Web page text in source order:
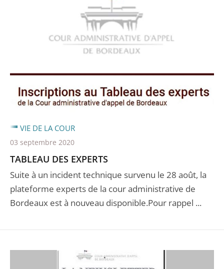
TABLEAU DES EXPERTS
Suite à un incident technique survenu le 28 août, la
plateforme experts de la cour administrative de
Bordeaux est à nouveau disponible.Pour rappel ...
VIE DE LA COUR
03 septembre 2020